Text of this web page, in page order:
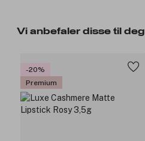
Vi anbefaler disse til deg
-20%
Premium